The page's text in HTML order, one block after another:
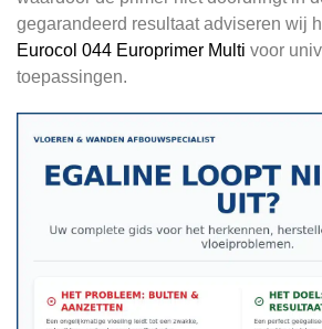
gegarandeerd resultaat adviseren wij
Eurocol 044 Europrimer Multi voor
toepassingen.